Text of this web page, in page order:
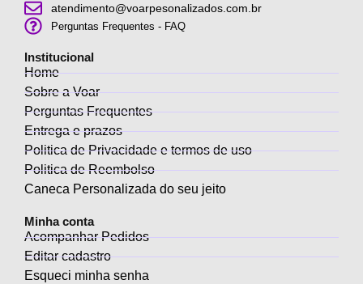
atendimento@voarpesonalizados.com.br
Perguntas Frequentes - FAQ
Institucional
Home
Sobre a Voar
Perguntas Frequentes
Entrega e prazos
Politica de Privacidade e termos de uso
Politica de Reembolso
Caneca Personalizada do seu jeito
Minha conta
Acompanhar Pedidos
Editar cadastro
Esqueci minha senha